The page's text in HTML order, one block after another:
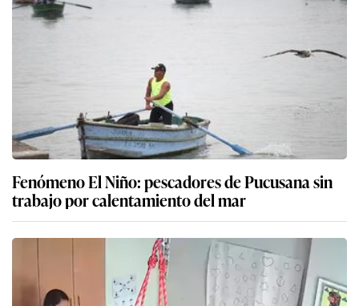
Fenómeno El Niño: pescadores de Pucusana sin
trabajo por calentamiento del mar